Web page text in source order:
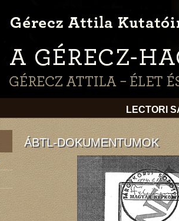
LECTORI
ÁBTL-DOKUMENTUMOK